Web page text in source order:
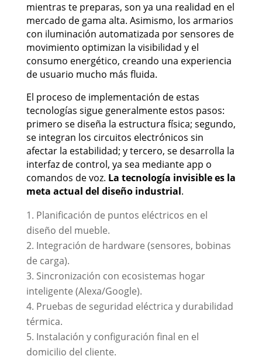
mientras te preparas, son ya una realidad en el
mercado de gama alta. Asimismo, los armarios
con iluminación automatizada por sensores de
movimiento optimizan la visibilidad y el
consumo energético, creando una experiencia
de usuario mucho más fluida.
El proceso de implementación de estas
tecnologías sigue generalmente estos pasos:
primero se diseña la estructura física; segundo,
se integran los circuitos electrónicos sin
afectar la estabilidad; y tercero, se desarrolla la
interfaz de control, ya sea mediante app o
comandos de voz. La tecnología invisible es la
meta actual del diseño industrial.
Planificación de puntos eléctricos en el
diseño del mueble.
Integración de hardware (sensores, bobinas
de carga).
Sincronización con ecosistemas hogar
inteligente (Alexa/Google).
Pruebas de seguridad eléctrica y durabilidad
térmica.
Instalación y configuración final en el
domicilio del cliente.